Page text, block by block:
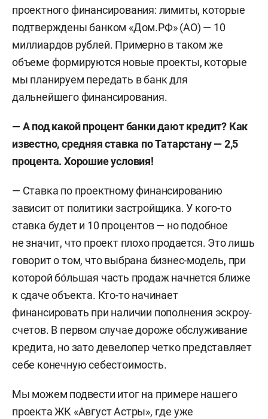
проектного финансирования: лимиты, которые
подтверждены банком «Дом.РФ» (АО) — 10
миллиардов рублей. Примерно в таком же
объеме формируются новые проекты, которые
мы планируем передать в банк для
дальнейшего финансирования.
— А под какой процент банки дают кредит? Как
известно, средняя ставка по Татарстану — 2,5
процента. Хорошие условия!
— Ставка по проектному финансированию
зависит от политики застройщика. У кого-то
ставка будет и 10 процентов — но подобное
не значит, что проект плохо продается. Это лишь
говорит о том, что выбрана бизнес-модель, при
которой бо́льшая часть продаж начнется ближе
к сдаче объекта. Кто-то начинает
финансировать при наличии пополнения эскроу-
счетов. В первом случае дороже обслуживание
кредита, но зато девелопер четко представляет
себе конечную себестоимость.
Мы можем подвести итог на примере нашего
проекта ЖК «Август Астры», где уже